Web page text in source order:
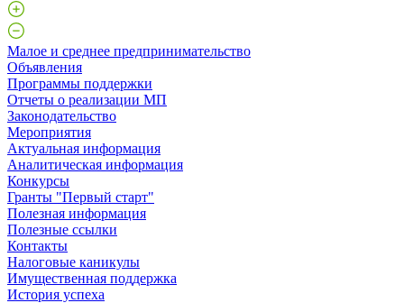
Малое и среднее предпринимательство
Объявления
Программы поддержки
Отчеты о реализации МП
Законодательство
Мероприятия
Актуальная информация
Аналитическая информация
Конкурсы
Гранты "Первый старт"
Полезная информация
Полезные ссылки
Контакты
Налоговые каникулы
Имущественная поддержка
История успеха